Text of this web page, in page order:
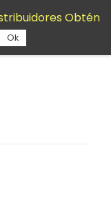
Obtén
Ok